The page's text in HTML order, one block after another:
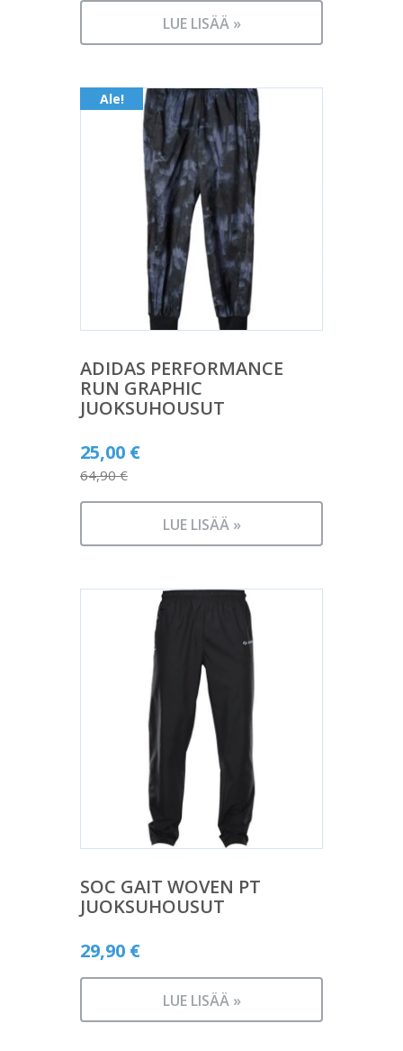
LUE LISÄÄ »
Ale!
ADIDAS PERFORMANCE
RUN GRAPHIC
JUOKSUHOUSUT
64,90€
Alkuperäinen
hinta
oli:
25,00 €
Nykyinen
on:
LUE LISÄÄ »
SOC GAIT WOVEN PT
JUOKSUHOUSUT
29,90 €
LUE LISÄÄ »